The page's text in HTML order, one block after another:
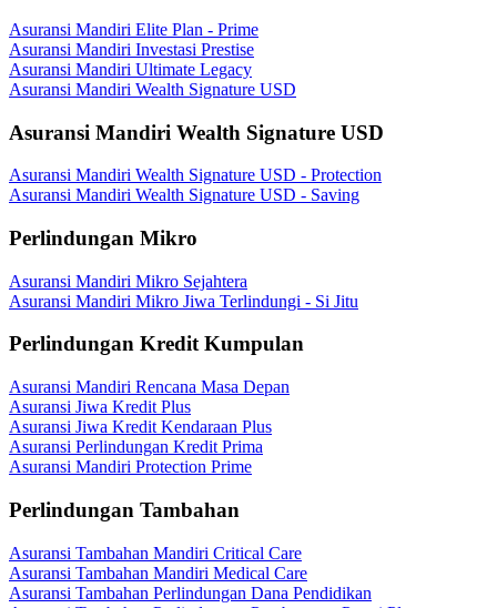
Asuransi Mandiri Elite Plan - Prime
Asuransi Mandiri Investasi Prestise
Asuransi Mandiri Ultimate Legacy
Asuransi Mandiri Wealth Signature USD
Asuransi Mandiri Wealth Signature USD
Asuransi Mandiri Wealth Signature USD - Protection
Asuransi Mandiri Wealth Signature USD - Saving
Perlindungan Mikro
Asuransi Mandiri Mikro Sejahtera
Asuransi Mandiri Mikro Jiwa Terlindungi - Si Jitu
Perlindungan Kredit Kumpulan
Asuransi Mandiri Rencana Masa Depan
Asuransi Jiwa Kredit Plus
Asuransi Jiwa Kredit Kendaraan Plus
Asuransi Perlindungan Kredit Prima
Asuransi Mandiri Protection Prime
Perlindungan Tambahan
Asuransi Tambahan Mandiri Critical Care
Asuransi Tambahan Mandiri Medical Care
Asuransi Tambahan Perlindungan Dana Pendidikan